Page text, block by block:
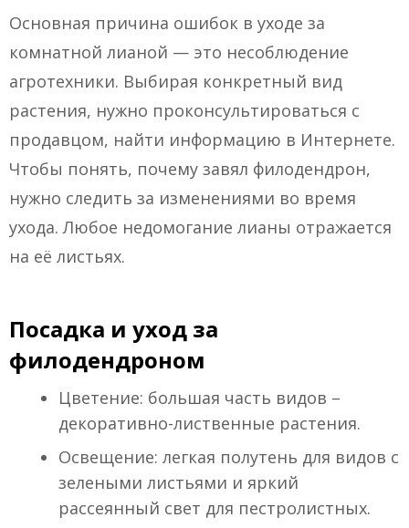
Основная причина ошибок в уходе за
комнатной лианой — это несоблюдение
агротехники. Выбирая конкретный вид
растения, нужно проконсультироваться с
продавцом, найти информацию в Интернете.
Чтобы понять, почему завял филодендрон,
нужно следить за изменениями во время
ухода. Любое недомогание лианы отражается
на её листьях.
Посадка и уход за
филодендроном
Цветение: большая часть видов –
декоративно-лиственные растения.
Освещение: легкая полутень для видов с
зелеными листьями и яркий
рассеянный свет для пестролистных.